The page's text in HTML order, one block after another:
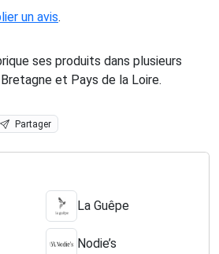
un avis.
ses produits dans plusieurs
et Pays de la Loire.
Partager
La Guêpe
Nodie’s